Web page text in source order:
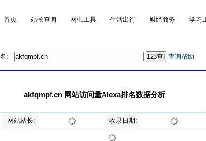
首页 站长查询 网虫工具 生活出行 财经商务 学习
名: 查询帮助
akfqmpf.cn 网站访问量Alexa排名数据分析
网站站长: 收录日期: